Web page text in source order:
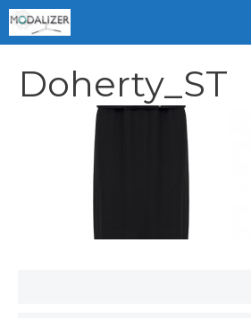
Vai
al
Doherty_ST